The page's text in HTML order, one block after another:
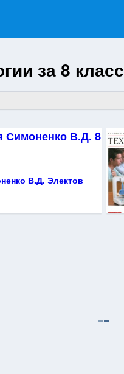
за 8 класс
Симоненко В.Д. 8
В.Д. Электов